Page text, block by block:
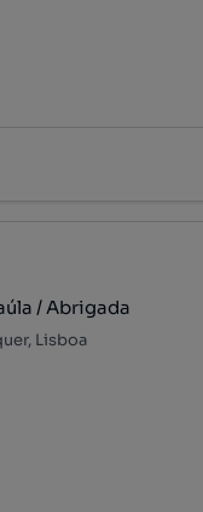
/ Abrigada
Lisboa